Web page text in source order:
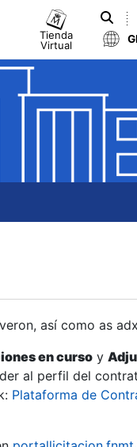
Tienda
Virtual
así como as
en curso y
al perfil del
Plataforma de